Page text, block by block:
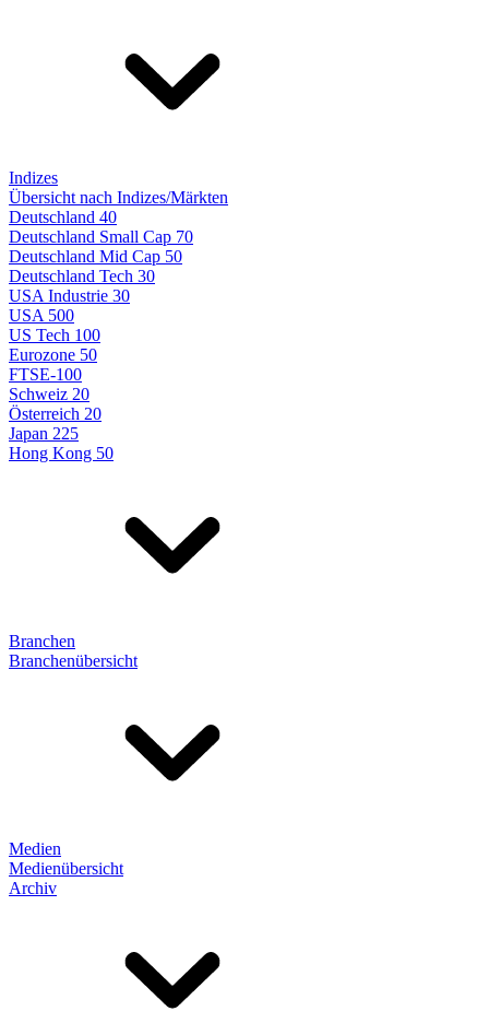
Indizes
Übersicht nach Indizes/Märkten
Deutschland 40
Deutschland Small Cap 70
Deutschland Mid Cap 50
Deutschland Tech 30
USA Industrie 30
USA 500
US Tech 100
Eurozone 50
FTSE-100
Schweiz 20
Österreich 20
Japan 225
Hong Kong 50
Branchen
Branchenübersicht
Medien
Medienübersicht
Archiv